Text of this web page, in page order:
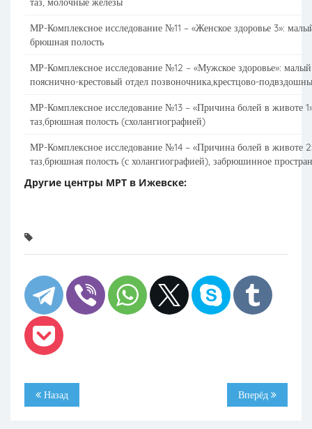
МР-Комплексное исследование №11 – «Женское здоровье 3»:
брюшная полость
МР-Комплексное исследование №12 – «Мужское здоровье»: малый
пояснично-крестовый отдел позвоночника,крестцово-
МР-Комплексное исследование №13 – «Причина болей в животе
таз,брюшная полость (схолангиографией)
МР-Комплексное исследование №14 – «Причина болей в животе
таз,брюшная полость (с холангиографией), забрюшинное
Другие центры МРТ в Ижевске:
Назад Вперёд